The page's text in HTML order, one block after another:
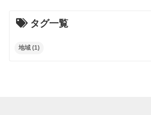
タグ一覧
地域(1)